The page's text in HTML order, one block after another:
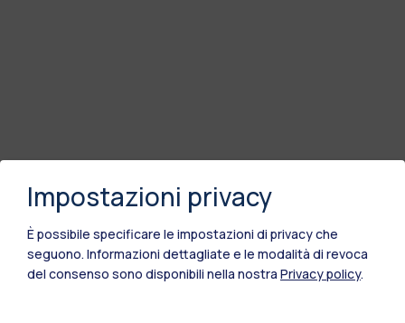
Impostazioni privacy
È possibile specificare le impostazioni di privacy che
seguono. Informazioni dettagliate e le modalità di revoca
del consenso sono disponibili nella nostra Privacy policy.